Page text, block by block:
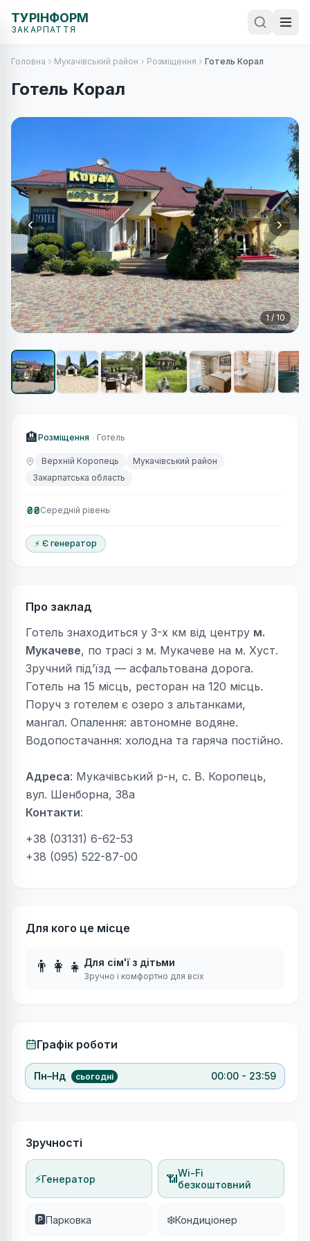
ТУРІНФОРМ
ЗАКАРПАТТЯ
Головна Мукачівський район Розміщення Готель Корал
Готель Корал
1/10
🏨Розміщення Готель
Верхній Коропець
Мукачівський район
Закарпатська область
₴₴Середній рівень
⚡ Є генератор
Про заклад
Готель знаходиться у 3-х км від центру м.
Мукачеве, по трасі з м. Мукачеве на м. Хуст.
Зручний під’їзд — асфальтована дорога.
Готель на 15 місць, ресторан на 120 місць.
Поруч з готелем є озеро з альтанками,
мангал. Опалення: автономне водяне.
Водопостачання: холодна та гаряча постійно.
Адреса: Мукачівський р-н, с. В. Коропець,
вул. Шенборна, 38а
Контакти:
+38 (03131) 6-62-53
+38 (095) 522-87-00
Для кого це місце
👨‍👩‍👧 Для сім'ї з дітьми
Зручно і комфортно для всіх
Графік роботи
Пн–Нд сьогодні 00:00 - 23:59
Зручності
⚡Генератор 📶Wi-Fi
безкоштовний
🅿️Парковка ❄️Кондиціонер